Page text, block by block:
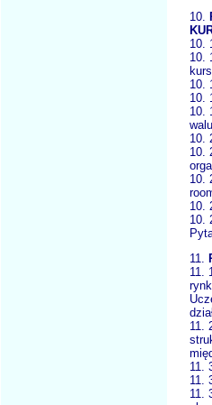
10.
10.
10.
10.
10.
10.
10.
10.
10.
10.
10.
11.
11.
11.
11.
11.
11.